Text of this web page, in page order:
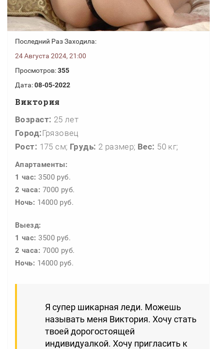
Последний Раз Заходила:
24 Августа 2024, 21:00
Просмотров:355
Дата:08-05-2022
Виктория
Возраст: 25 лет
Город:Грязовец
Рост: 175 см; Грудь: 2 размер; Вес: 50 кг;
Апартаменты:
1 час: 3500 руб.
2 часа: 7000 руб.
Ночь: 14000 руб.
Выезд:
1 час: 3500 руб.
2 часа: 7000 руб.
Ночь: 14000 руб.
Я супер шикарная леди. Можешь
называть меня Виктория. Хочу стать
твоей дорогостоящей
индивидуалкой. Хочу пригласить к